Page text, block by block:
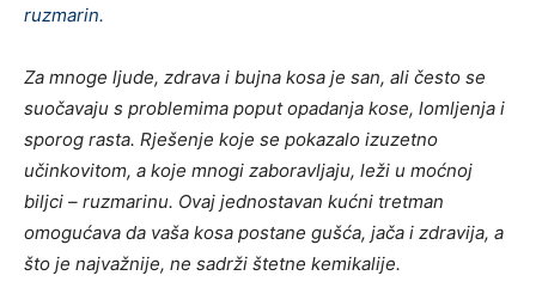
ruzmarin.
Za mnoge ljude, zdrava i bujna kosa je san, ali često se
suočavaju s problemima poput opadanja kose, lomljenja i
sporog rasta. Rješenje koje se pokazalo izuzetno
učinkovitom, a koje mnogi zaboravljaju, leži u moćnoj
biljci – ruzmarinu. Ovaj jednostavan kućni tretman
omogućava da vaša kosa postane gušća, jača i zdravija, a
što je najvažnije, ne sadrži štetne kemikalije.